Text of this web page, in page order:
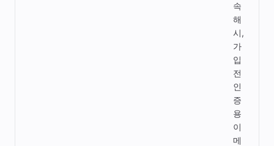
속
해
시,
가
입
전
인
증
용
이
메